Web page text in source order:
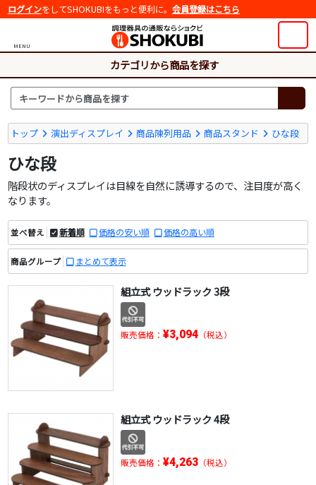
ログインをしてSHOKUBIをもっと便利に。 会員登録はこちら
MENU
カテゴリから商品を探す
トップ 演出ディスプレイ 商品陳列用品 商品スタンド ひな段
ひな段
階段状のディスプレイは目線を自然に誘導するので、注目度が高く
なります。
並べ替え 新着順 価格の安い順 価格の高い順
商品グループ まとめて表示
組立式 ウッドラック 3段
販売価格： ¥3,094（税込）
組立式 ウッドラック 4段
販売価格： ¥4,263（税込）